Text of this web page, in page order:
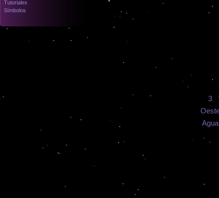
Tutoriales
Símbolos
3
Agua